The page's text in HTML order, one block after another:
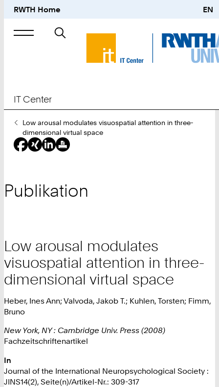
RWTH Home EN
Suche
nach
IT Center
Sie
sind
hier:
Low arousal modulates visuospatial attention in three-
dimensional virtual space
Publikation
Low arousal modulates
visuospatial attention in three-
dimensional virtual space
Heber, Ines Ann; Valvoda, Jakob T.; Kuhlen, Torsten; Fimm,
Bruno
New York, NY : Cambridge Univ. Press (2008)
Fachzeitschriftenartikel
In
Journal of the International Neuropsychological Society :
JINS14(2), Seite(n)/Artikel-Nr.: 309-317